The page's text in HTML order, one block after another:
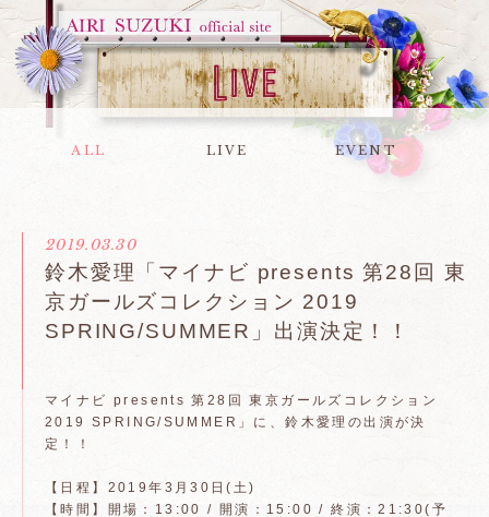
ALL LIVE EVENT
2019.03.30
鈴木愛理「マイナビ presents 第28回 東
京ガールズコレクション 2019
SPRING/SUMMER」出演決定！！
マイナビ presents 第28回 東京ガールズコレクション
2019 SPRING/SUMMER」に、鈴木愛理の出演が決
定！！
【日程】2019年3月30日(土)
【時間】開場：13:00 / 開演：15:00 / 終演：21:30(予